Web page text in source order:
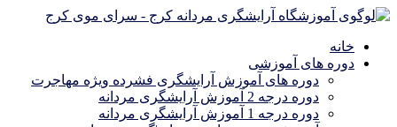
خانه
دوره های آموزشی
دوره های آموزش آرایشگری فشرده ویژه مهاجرت
دوره درجه 2 آموزش آرایشگری مردانه
دوره درجه 1 آموزش آرایشگری مردانه